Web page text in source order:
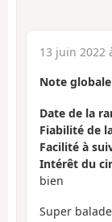
13 juin 2022
Note globale
Date de la
Fiabilité de
Facilité à
Intérêt du
bien
Super